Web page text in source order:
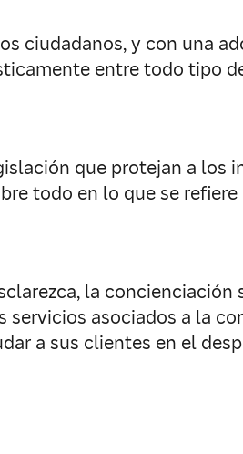
ciudadanos, y con una
entre todo tipo
que protejan a los
todo en lo que se refiere
la concienciación
servicios asociados a la
a sus clientes en el